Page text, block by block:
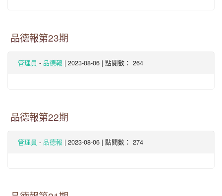
品德報第23期
管理員 - 品德報 | 2023-08-06 | 點閱數： 264
品德報第22期
管理員 - 品德報 | 2023-08-06 | 點閱數： 274